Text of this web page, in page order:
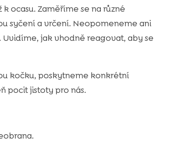
ocasu. Zaměříme se na různé
syčení a vrčení. Neopomeneme ani
jak vhodně reagovat, aby se
kočku, poskytneme konkrétní
pocit jistoty pro nás.